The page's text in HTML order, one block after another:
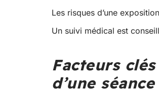
Les risques d’une
Un suivi médical est
Facteurs
d’une